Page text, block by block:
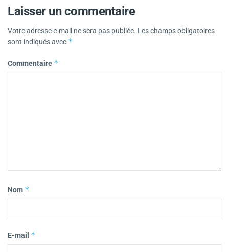
Laisser un commentaire
Votre adresse e-mail ne sera pas publiée. Les champs obligatoires
sont indiqués avec *
Commentaire *
Nom *
E-mail *